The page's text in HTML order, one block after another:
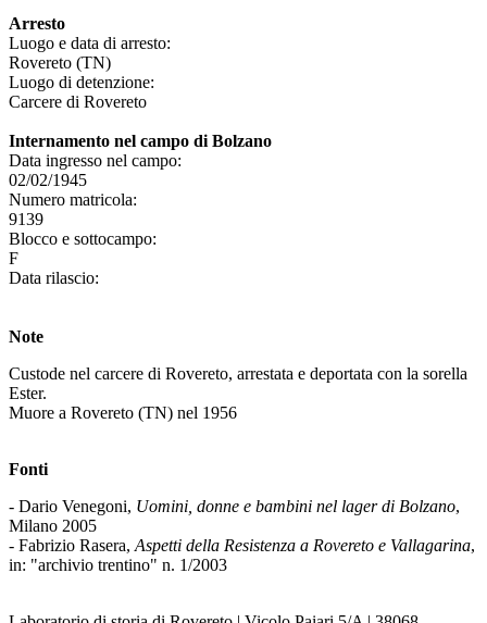
Arresto
Luogo e data di arresto:
Rovereto (TN)
Luogo di detenzione:
Carcere di Rovereto
Internamento nel campo di Bolzano
Data ingresso nel campo:
02/02/1945
Numero matricola:
9139
Blocco e sottocampo:
F
Data rilascio:
Note
Custode nel carcere di Rovereto, arrestata e deportata con la sorella
Ester.
Muore a Rovereto (TN) nel 1956
Fonti
- Dario Venegoni, Uomini, donne e bambini nel lager di Bolzano,
Milano 2005
- Fabrizio Rasera, Aspetti della Resistenza a Rovereto e Vallagarina,
in: "archivio trentino" n. 1/2003